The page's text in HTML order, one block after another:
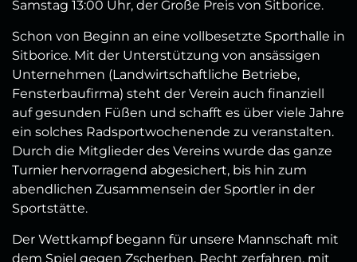
Samstag 13:00 Uhr, der Große Preis von Sitborice.
Schon von Beginn an eine vollbesetzte Sporthalle in
Sitborice. Mit der Unterstützung von ansässigen
Unternehmen (Landwirtschaftliche Betriebe,
Fensterbaufirma) steht der Verein auch finanziell
auf gesunden Füßen und schafft es über viele Jahre
ein solches Radsportwochenende zu veranstalten.
Durch die Mitglieder des Vereins wurde das ganze
Turnier hervorragend abgesichert, bis hin zum
abendlichen Zusammensein der Sportler in der
Sportstätte.
Der Wettkampf begann für unsere Mannschaft mit
dem Spiel gegen Zscherben. Recht zerfahren, mit